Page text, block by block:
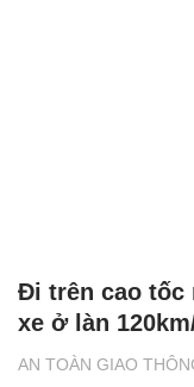
AN TOÀN GIAO
Đi trên cao tốc
xe ở làn